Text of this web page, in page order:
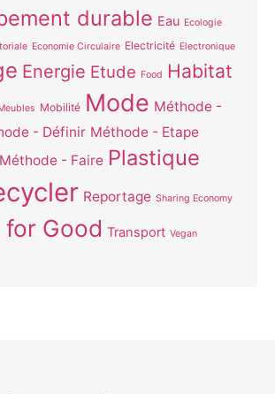
durable Eau Ecologie
Economie Circulaire Electricité Electronique
Energie Etude Food Habitat
Mobilité Mode Méthode -
- Définir Méthode - Etape
Méthode - Faire Plastique
Reportage Sharing Economy
for Good Transport Vegan